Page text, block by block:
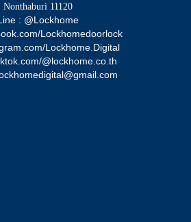
Nonthaburi 11120
: @Lockhome
Lockhomedoorlock
Lockhome.Digital
@lockhome.co.th